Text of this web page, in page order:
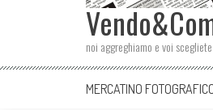
noi aggreghiamo e voi scegliete
MERCATINO